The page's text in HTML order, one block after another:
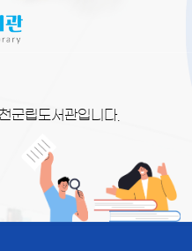
군립도서관입니다.